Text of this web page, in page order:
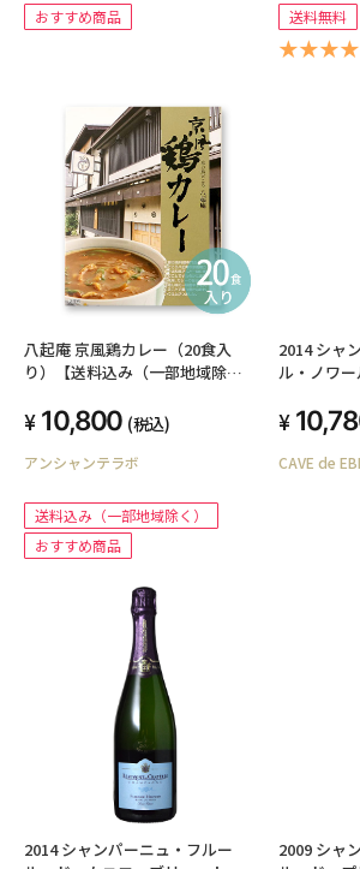
おすすめ商品 送料無料
八起庵 京風鶏カレー（20食入
り）【送料込み（一部地域除
10,800 (税込)
アンシャンテラボ
送料込み（一部地域除く）
おすすめ商品
2014 シャ
ル・ノワ
ル
CAVE de
2014 シャンパーニュ・フルー
2009 シャ